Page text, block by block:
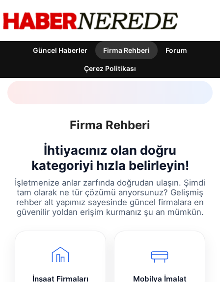
Güncel Haberler Firma Rehberi Forum
Çerez Politikası
Firma Rehberi
İhtiyacınız olan doğru
kategoriyi hızla belirleyin!
İşletmenize anlar zarfında doğrudan ulaşın. Şimdi
tam olarak ne tür çözümü arıyorsunuz? Gelişmiş
rehber alt yapımız sayesinde güncel firmalara en
güvenilir yoldan erişim kurmanız şu an mümkün.
İnşaat Firmaları Mobilya İmalat